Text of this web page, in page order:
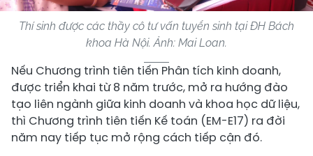
Thí sinh được các thầy cô tư vấn tuyển sinh tại ĐH Bách
khoa Hà Nội. Ảnh: Mai Loan.
Nếu Chương trình tiên tiến Phân tích kinh doanh,
được triển khai từ 8 năm trước, mở ra hướng đào
tạo liên ngành giữa kinh doanh và khoa học dữ liệu,
thì Chương trình tiên tiến Kế toán (EM-E17) ra đời
năm nay tiếp tục mở rộng cách tiếp cận đó.